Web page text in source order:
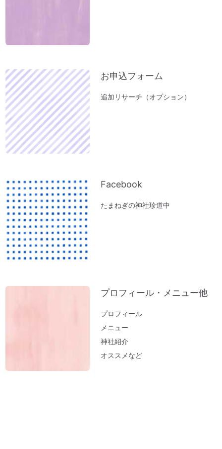
お申込フォーム
追加リサーチ（オプション）
Facebook
たまねぎの神社珍道中
プロフィール・メニュー他
プロフィール
メニュー
神社紹介
オススメなど